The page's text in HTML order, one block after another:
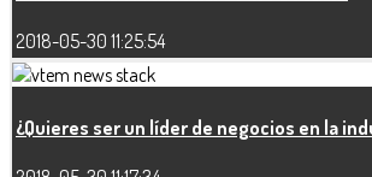
2018-05-30 11:25:54
¿Quieres ser un líder de negocios en la